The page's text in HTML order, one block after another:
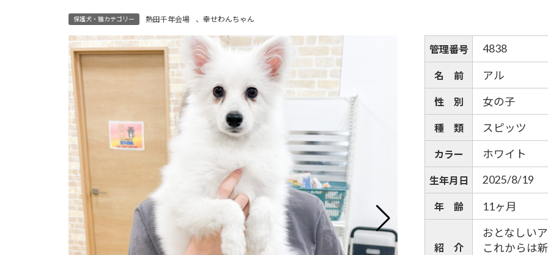
保護犬・猫カテゴリー 熱田千年会場 、 幸せわんちゃん
管理番号 4838
名 前 アル
性 別 女の子
種 類 スピッツ
カラー ホワイト
生年月日 2025/8/19
年 齢 11ヶ月
紹 介
おとなしい
これからは